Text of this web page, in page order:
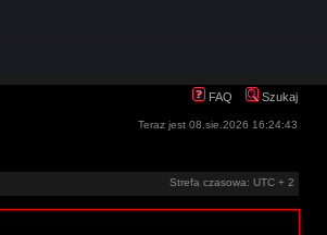
FAQ Szukaj
Teraz jest 08.sie.2026 16:24:43
Strefa czasowa: UTC + 2